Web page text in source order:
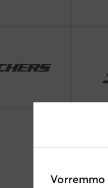
Vorremmo